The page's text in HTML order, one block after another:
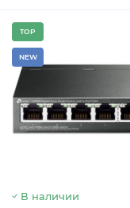
TOP
NEW
В наличии